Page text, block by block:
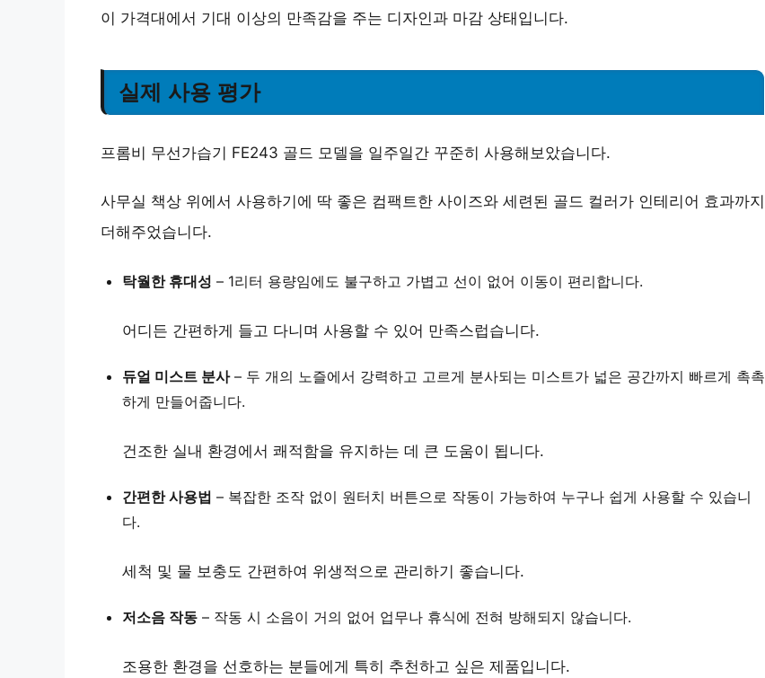
이 가격대에서 기대 이상의 만족감을 주는 디자인과 마감 상태입니다.
실제 사용 평가
프롬비 무선가습기 FE243 골드 모델을 일주일간 꾸준히 사용해보았습니다.
사무실 책상 위에서 사용하기에 딱 좋은 컴팩트한 사이즈와 세련된 골드 컬러가 인테리어 효과까지
더해주었습니다.
탁월한 휴대성 – 1리터 용량임에도 불구하고 가볍고 선이 없어 이동이 편리합니다.
어디든 간편하게 들고 다니며 사용할 수 있어 만족스럽습니다.
듀얼 미스트 분사– 두 개의 노즐에서 강력하고 고르게 분사되는 미스트가 넓은 공간까지 빠르게 촉촉
하게 만들어줍니다.
건조한 실내 환경에서 쾌적함을 유지하는 데 큰 도움이 됩니다.
간편한 사용법 – 복잡한 조작 없이 원터치 버튼으로 작동이 가능하여 누구나 쉽게 사용할 수 있습니
다.
세척 및 물 보충도 간편하여 위생적으로 관리하기 좋습니다.
저소음 작동 – 작동 시 소음이 거의 없어 업무나 휴식에 전혀 방해되지 않습니다.
조용한 환경을 선호하는 분들에게 특히 추천하고 싶은 제품입니다.